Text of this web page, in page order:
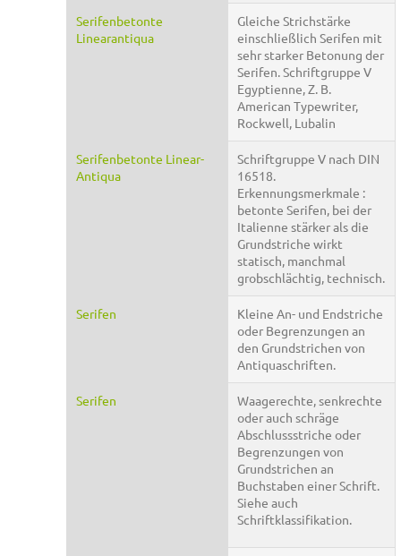
Serifenbetonte
Linearantiqua
Gleiche Strichstärke
einschließlich Serifen mit
sehr starker Betonung der
Serifen. Schriftgruppe V
Egyptienne, Z. B.
American Typewriter,
Rockwell, Lubalin
Serifenbetonte Linear-
Antiqua
Schriftgruppe V nach DIN
16518.
Erkennungsmerkmale :
betonte Serifen, bei der
Italienne stärker als die
Grundstriche wirkt
statisch, manchmal
grobschlächtig, technisch.
Serifen
Kleine An- und Endstriche
oder Begrenzungen an
den Grundstrichen von
Antiquaschriften.
Serifen
Waagerechte, senkrechte
oder auch schräge
Abschlussstriche oder
Begrenzungen von
Grundstrichen an
Buchstaben einer Schrift.
Siehe auch
Schriftklassifikation.